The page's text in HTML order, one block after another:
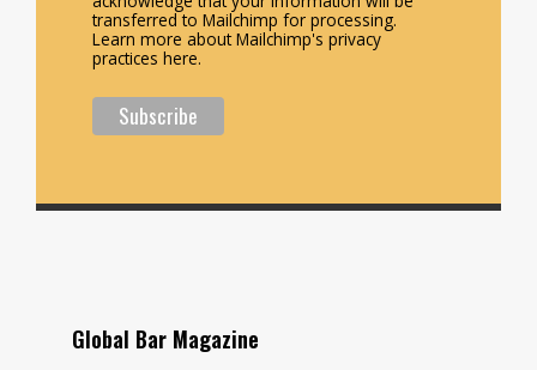
transferred to Mailchimp for processing.
Learn more about Mailchimp's privacy
practices here.
Global Bar Magazine